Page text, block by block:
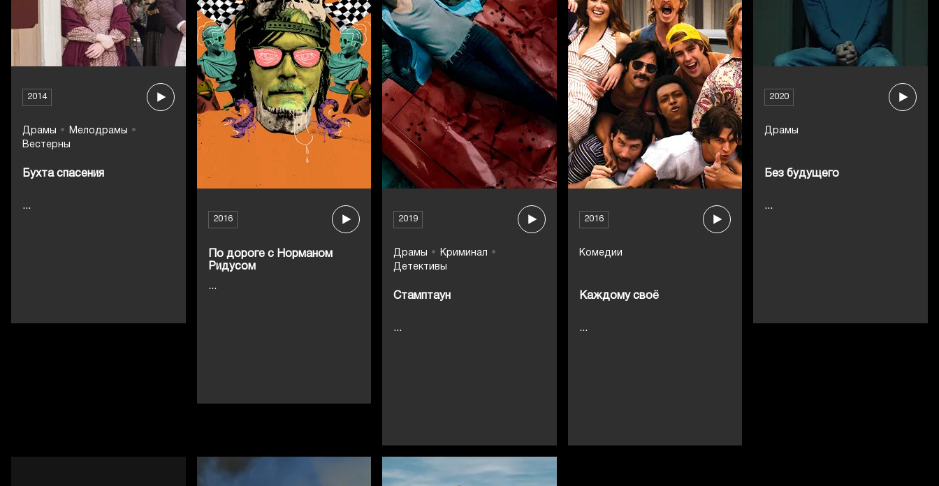
2014
Драмы
Мелодрамы
Вестерны
Бухта спасения
...
2016
По дороге с Норманом
Ридусом
...
2019
Драмы
Криминал
Детективы
Стамптаун
...
2016
Комедии
Каждому своё
...
2020
Драмы
Без будущего
...